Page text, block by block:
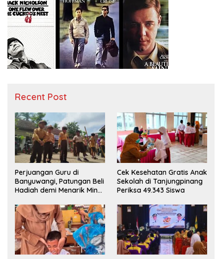
Recent Post
Perjuangan Guru di
Banyuwangi, Patungan Beli
Hadiah demi Menarik Minat
Cek Kesehatan Gratis Anak
Sekolah di Tanjungpinang
Periksa 49.343 Siswa